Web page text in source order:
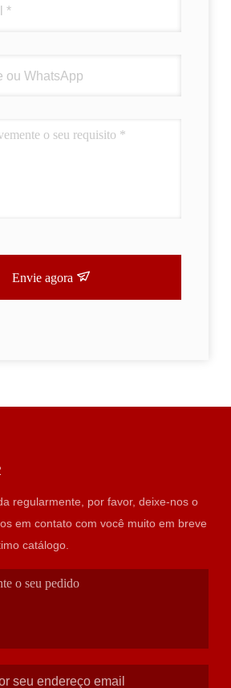
Envie agora
regularmente, por favor, deixe-nos o
em contato com você muito em breve
catálogo.